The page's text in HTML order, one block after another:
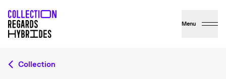
Menu
Collection